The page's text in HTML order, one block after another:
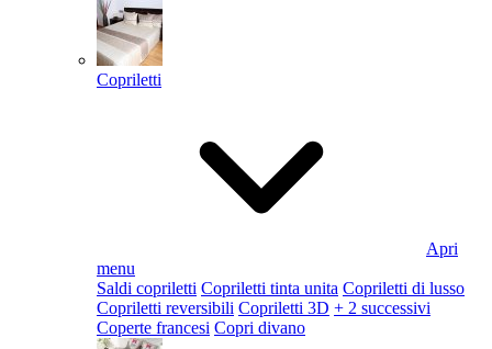
Copriletti
Apri
menu
Saldi copriletti Copriletti tinta unita Copriletti di lusso
Copriletti reversibili Copriletti 3D + 2 successivi
Coperte francesi Copri divano